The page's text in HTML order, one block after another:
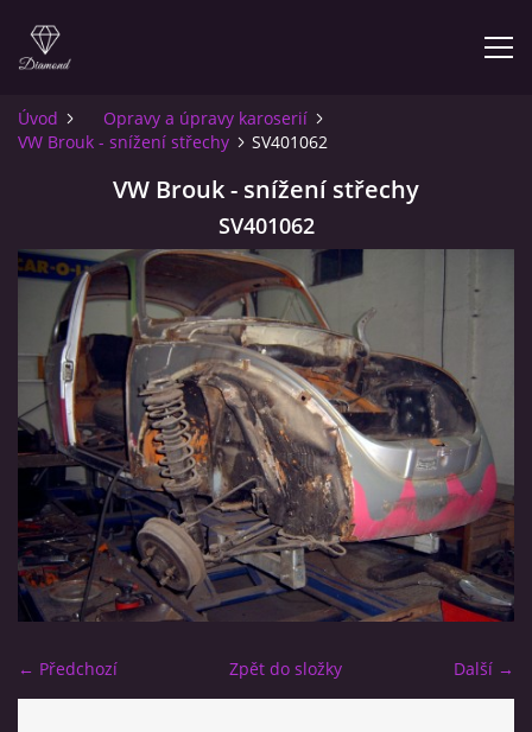
ÚVOD
INFO PRO ZÁKAZNÍKY
KONTAKT
© 2026 eStránky.cz
Úvod
Opravy a úpravy karoserií
VW Brouk - snížení střechy
SV401062
VW Brouk - snížení střechy
SV401062
← Předchozí Další →
Zpět do složky